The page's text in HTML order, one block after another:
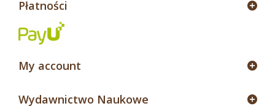
Płatności
My account
Wydawnictwo Naukowe